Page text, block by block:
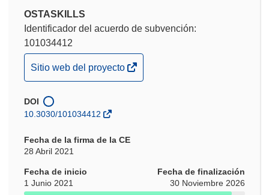
OSTASKILLS
Identificador del acuerdo de subvención:
101034412
(se
abrirá
una
ventana)
Sitio web del proyecto
DOI
10.3030/101034412
Fecha de la firma de la CE
28 Abril 2021
Fecha de inicio
1 Junio 2021
Fecha de finalización
30 Noviembre 2026